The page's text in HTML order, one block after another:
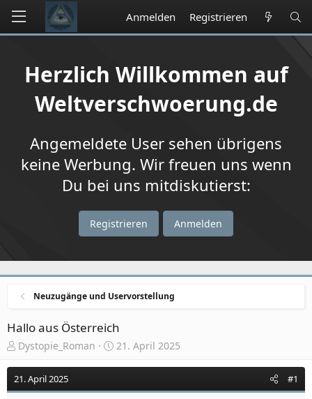
Anmelden Registrieren
Herzlich Willkommen auf
Weltverschwoerung.de
Angemeldete User sehen übrigens
keine Werbung. Wir freuen uns wenn
Du bei uns mitdiskutierst:
Registrieren Anmelden
Neuzugänge und Uservorstellung
Hallo aus Österreich
E
s
t
Dystopie_Roman
E
s
21. April 2025
21. April 2025 #1